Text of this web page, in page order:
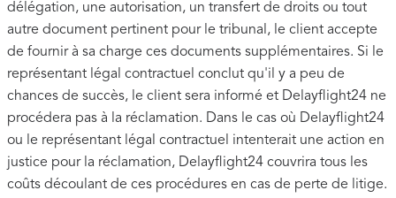
délégation, une autorisation, un transfert de droits ou tout
autre document pertinent pour le tribunal, le client accepte
de fournir à sa charge ces documents supplémentaires. Si le
représentant légal contractuel conclut qu'il y a peu de
chances de succès, le client sera informé et Delayflight24 ne
procédera pas à la réclamation. Dans le cas où Delayflight24
ou le représentant légal contractuel intenterait une action en
justice pour la réclamation, Delayflight24 couvrira tous les
coûts découlant de ces procédures en cas de perte de litige.